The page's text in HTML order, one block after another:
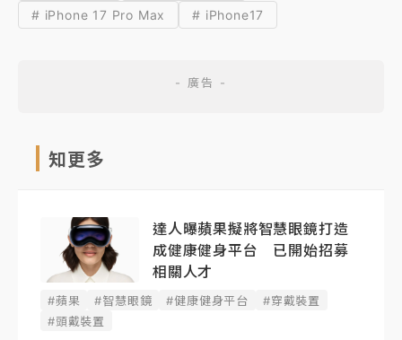
# iPhone 17 Pro Max # iPhone17
知更多
達人曝蘋果擬將智慧眼鏡打造
成健康健身平台 已開始招募
相關人才
#蘋果 #智慧眼鏡 #健康健身平台
#穿戴裝置
#頭戴裝置